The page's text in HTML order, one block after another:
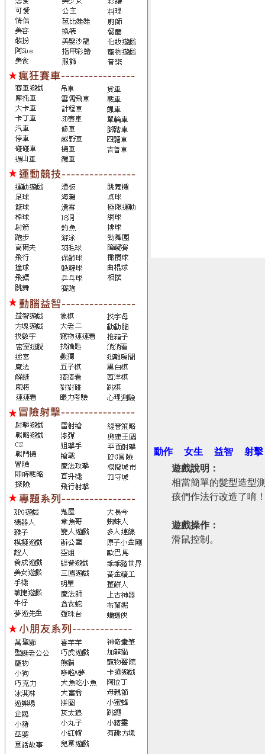
動作 女生 益智
射擊
遊戲說明：
相當簡單的髮型造型
孩們作法行改造了唷
遊戲操作：
滑鼠控制。